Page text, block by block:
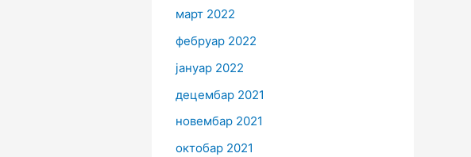
март 2022
фебруар 2022
јануар 2022
децембар 2021
новембар 2021
октобар 2021